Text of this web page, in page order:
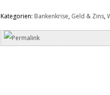
Kategorien: Bankenkrise, Geld & Zins,